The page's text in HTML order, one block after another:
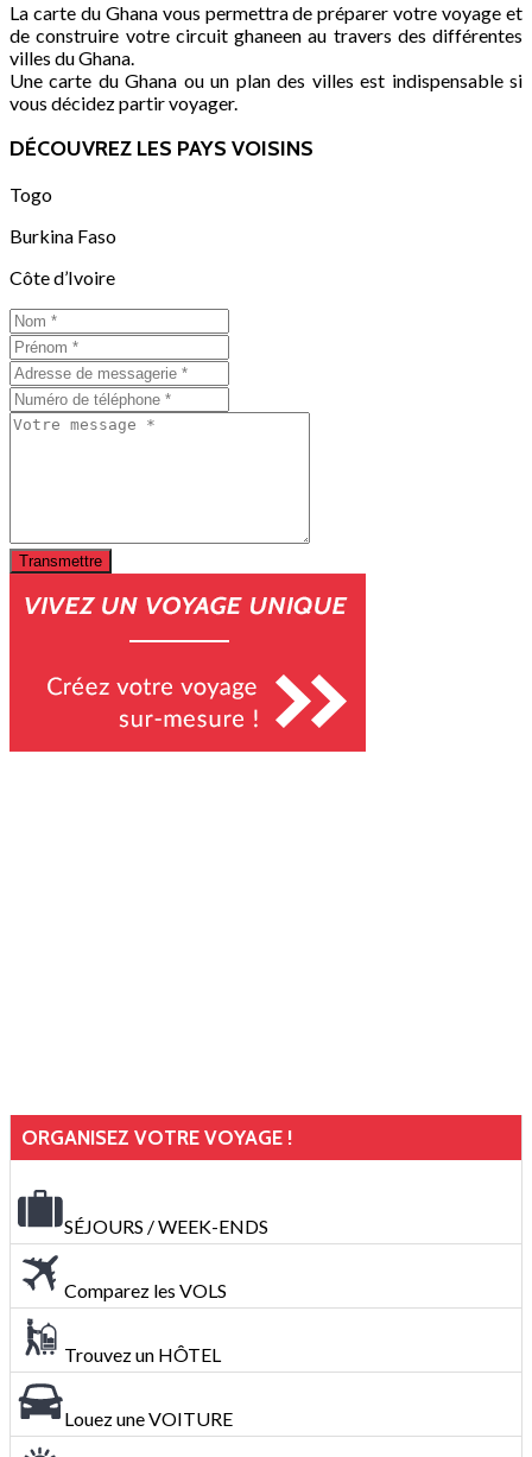
La carte du Ghana vous permettra de préparer votre voyage et
de construire votre circuit ghaneen au travers des différentes
villes du Ghana.
Une carte du Ghana ou un plan des villes est indispensable si
vous décidez partir voyager.
DÉCOUVREZ LES PAYS VOISINS
Togo
Burkina Faso
Côte d’Ivoire
ORGANISEZ VOTRE VOYAGE !
SÉJOURS / WEEK-ENDS
Comparez les VOLS
Trouvez un HÔTEL
Louez une VOITURE